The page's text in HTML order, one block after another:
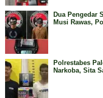
Dua Pengedar
Musi Rawas,
Polrestabes
Narkoba, Sita